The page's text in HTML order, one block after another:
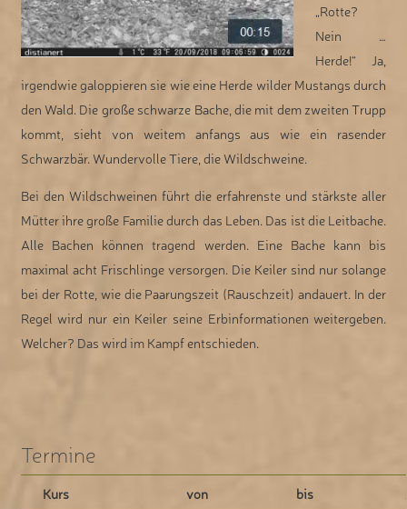
„Rotte?
Nein …
Herde!“ Ja,
irgendwie galoppieren sie wie eine Herde wilder Mustangs durch
den Wald. Die große schwarze Bache, die mit dem zweiten Trupp
kommt, sieht von weitem anfangs aus wie ein rasender
Schwarzbär. Wundervolle Tiere, die Wildschweine.
Bei den Wildschweinen führt die erfahrenste und stärkste aller
Mütter ihre große Familie durch das Leben. Das ist die Leitbache.
Alle Bachen können tragend werden. Eine Bache kann bis
maximal acht Frischlinge versorgen. Die Keiler sind nur solange
bei der Rotte, wie die Paarungszeit (Rauschzeit) andauert. In der
Regel wird nur ein Keiler seine Erbinformationen weitergeben.
Welcher? Das wird im Kampf entschieden.
Termine
Kurs von bis